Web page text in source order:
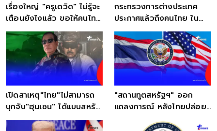
เรื่องใหญ่ "ครูเดวิด" ไม่รู้จะ
เตือนยังไงแล้ว ขอให้คนไทย
สู้ๆ
กระทรวงการต่างประเทศ
ประกาศแล้วถึงคนไทย ใน
เวเนซุเอลา
เปิดสาเหตุ"ไทย"ไม่สามารถ
บุกจับ"ฮุนเซน" ได้แบบสหรัฐ
ทำกับ มาดูโร
"สถานทูตสหรัฐฯ" ออก
แถลงการณ์ หลังไทยปล่อย
เชลยศึก 18 ทหารกัมพูชา